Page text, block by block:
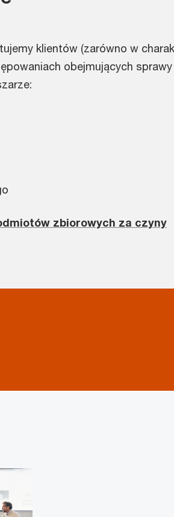
klientów (zarówno w
obejmujących
zbiorowych za czyny